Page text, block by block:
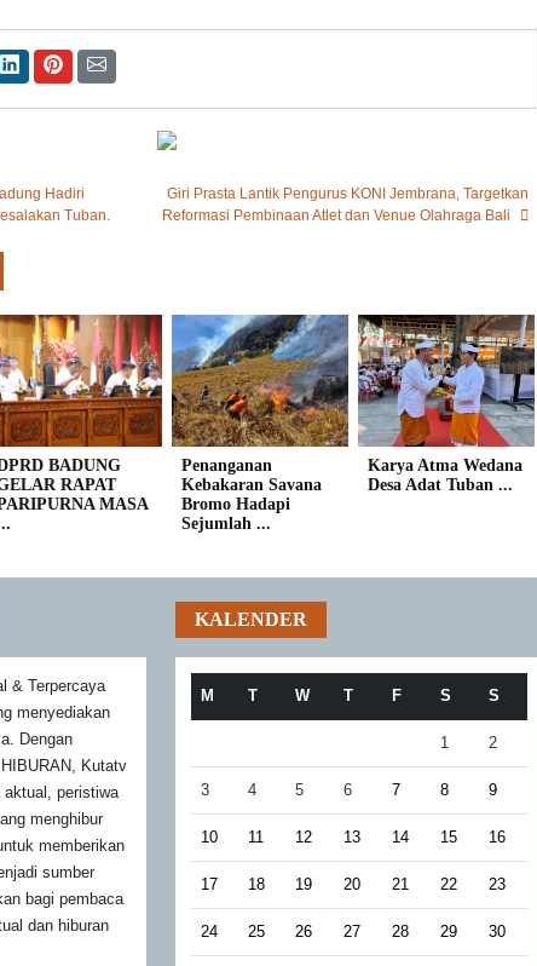
Hadiri
Tuban.
Giri Prasta Lantik Pengurus KONI Jembrana, Targetkan
Reformasi Pembinaan Atlet dan Venue Olahraga Bali
BADUNG
RAPAT
MASA
Penanganan
Kebakaran Savana
Bromo Hadapi
Sejumlah ...
Karya Atma Wedana
Desa Adat Tuban ...
& Terpercaya
menyediakan
Dengan
Kutatv
aktual, peristiwa
menghibur
memberikan
sumber
bagi pembaca
dan hiburan
KALENDER
M T W T F S S
1 2
3 4 5 6 7 8 9
10 11 12 13 14 15 16
17 18 19 20 21 22 23
24 25 26 27 28 29 30